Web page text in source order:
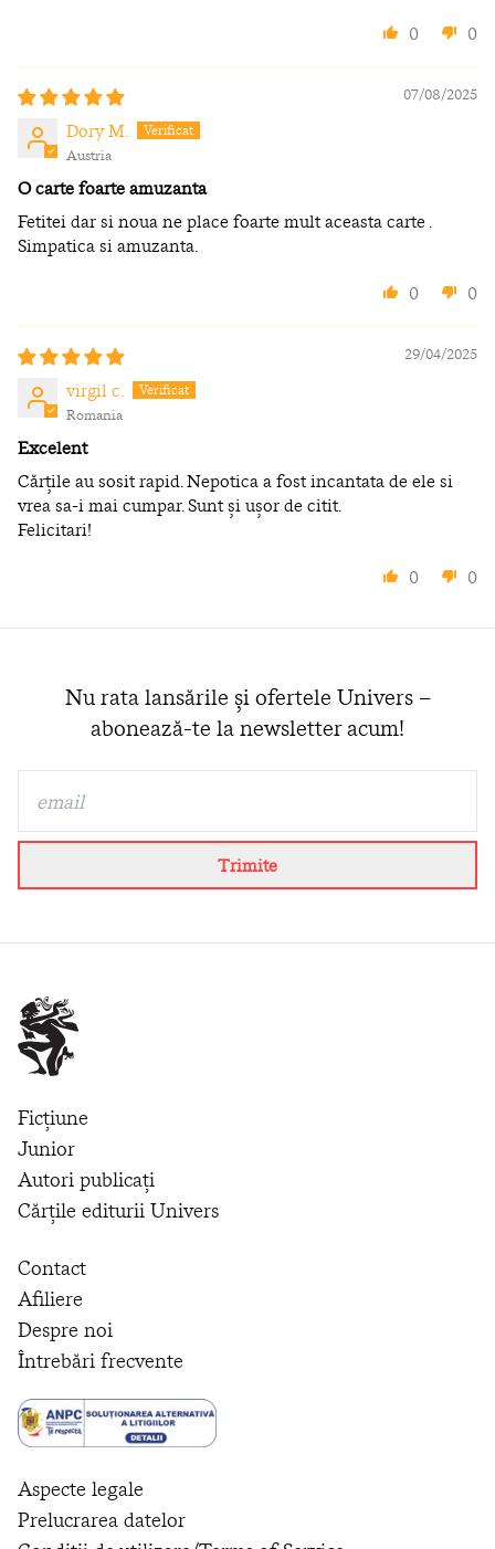
0
0
07/08/2025
Dory M.
Austria
O carte foarte amuzanta
Fetitei dar si noua ne place foarte mult aceasta carte .
Simpatica si amuzanta.
0
0
29/04/2025
virgil c.
Romania
Excelent
Cărțile au sosit rapid. Nepotica a fost incantata de ele si
vrea sa-i mai cumpar. Sunt și ușor de citit.
Felicitari!
0
0
Nu rata lansările și ofertele Univers –
abonează-te la newsletter acum!
Trimite
Ficțiune
Junior
Autori publicați
Cărțile editurii Univers
Contact
Afiliere
Despre noi
Întrebări frecvente
Aspecte legale
Prelucrarea datelor